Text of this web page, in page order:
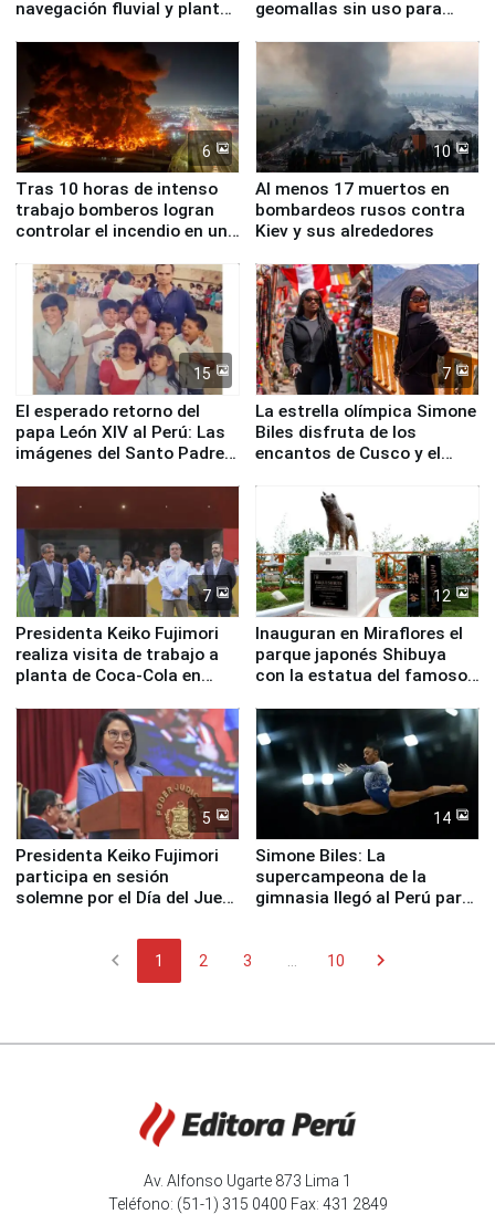
navegación fluvial y plantas
geomallas sin uso para
Fenómeno El Niño
6
Tras 10 horas de intenso
trabajo bomberos logran
controlar el incendio en una
de Chile
10
Al menos 17 muertos en
bombardeos rusos contra
Kiev y sus alrededores
15
El esperado retorno del
papa León XIV al Perú: Las
imágenes del Santo Padre
7
La estrella olímpica Simone
Biles disfruta de los
encantos de Cusco y el
7
Presidenta Keiko Fujimori
realiza visita de trabajo a
planta de Coca-Cola en
12
Inauguran en Miraflores el
parque japonés Shibuya
con la estatua del famoso
5
Presidenta Keiko Fujimori
participa en sesión
solemne por el Día del Juez
14
Simone Biles: La
supercampeona de la
gimnasia llegó al Perú para
chevron_left 1 2 3 10 chevron_right
Av. Alfonso Ugarte 873 Lima 1
Teléfono: (51-1) 315 0400 Fax: 431 2849